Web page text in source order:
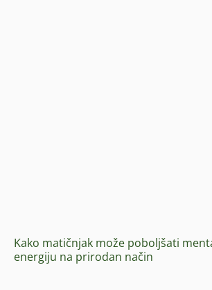
Kako matičnjak može poboljšati
energiju na prirodan način